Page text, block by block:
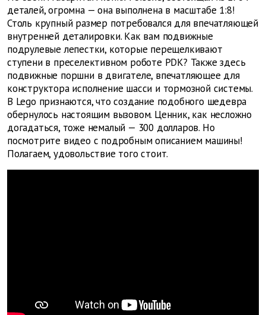
деталей, огромна — она выполнена в масштабе 1:8!
Столь крупный размер потребовался для впечатляющей
внутренней деталировки. Как вам подвижные
подрулевые лепестки, которые перещелкивают
ступени в преселективном роботе PDK? Также здесь
подвижные поршни в двигателе, впечатляющее для
конструктора исполнение шасси и тормозной системы.
В Lego признаются, что создание подобного шедевра
обернулось настоящим вызовом. Ценник, как несложно
догадаться, тоже немалый — 300 долларов. Но
посмотрите видео с подробным описанием машины!
Полагаем, удовольствие того стоит.